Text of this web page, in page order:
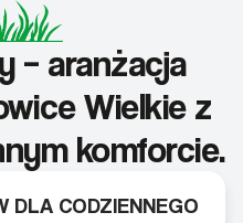
– aranżacja
Wielkie z
komforcie.
DLA CODZIENNEGO